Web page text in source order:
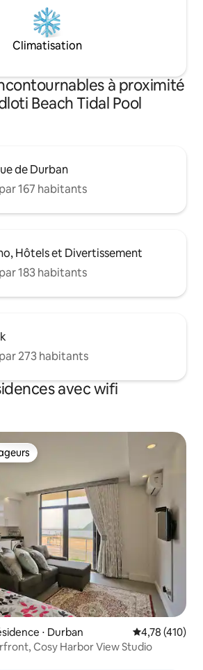
Climatisation
à proximité
Beach Tidal Pool
de Durban
167 habitants
Hôtels et Divertissement
183 habitants
273 habitants
avec wifi
⋅ Durban Évaluation
4,78 (410)
Cosy Harbor View Studio